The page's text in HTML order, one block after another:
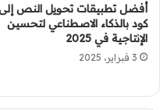
أفضل تطبيقات تحويل النص
كود بالذكاء الاصطناعي لتحسين
الإنتاجية في 2025
3 فبراير، 2025